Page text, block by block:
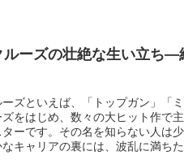
ルーズの壮絶な生い立ち
ーズといえば、「トップガン」「
ズをはじめ、数々の大ヒット作で
ターです。その名を知らない人は
なキャリアの裏には、波乱に満ちた